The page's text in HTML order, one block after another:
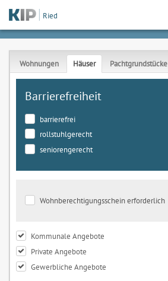
Ried
Wohnungen Häuser Pachtgrundstücke
Barrierefreiheit
barrierefrei
rollstuhlgerecht
seniorengerecht
Wohnberechtigungsschein erforderlich
Kommunale Angebote
Private Angebote
Gewerbliche Angebote